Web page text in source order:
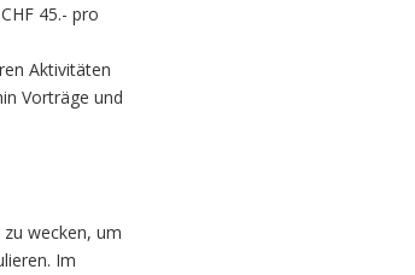
45.- pro
Aktivitäten
Vorträge und
wecken, um
Im